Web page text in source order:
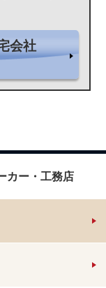
会社
カー・工務店